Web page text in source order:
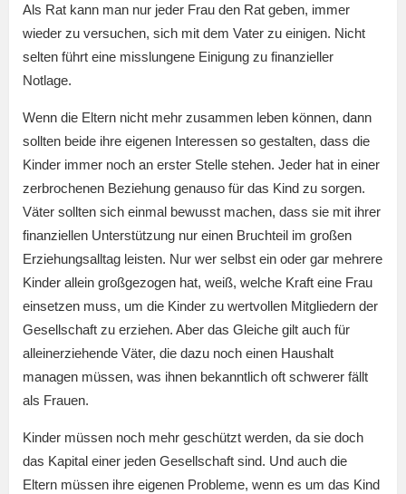
Als Rat kann man nur jeder Frau den Rat geben, immer
wieder zu versuchen, sich mit dem Vater zu einigen. Nicht
selten führt eine misslungene Einigung zu finanzieller
Notlage.
Wenn die Eltern nicht mehr zusammen leben können, dann
sollten beide ihre eigenen Interessen so gestalten, dass die
Kinder immer noch an erster Stelle stehen. Jeder hat in einer
zerbrochenen Beziehung genauso für das Kind zu sorgen.
Väter sollten sich einmal bewusst machen, dass sie mit ihrer
finanziellen Unterstützung nur einen Bruchteil im großen
Erziehungsalltag leisten. Nur wer selbst ein oder gar mehrere
Kinder allein großgezogen hat, weiß, welche Kraft eine Frau
einsetzen muss, um die Kinder zu wertvollen Mitgliedern der
Gesellschaft zu erziehen. Aber das Gleiche gilt auch für
alleinerziehende Väter, die dazu noch einen Haushalt
managen müssen, was ihnen bekanntlich oft schwerer fällt
als Frauen.
Kinder müssen noch mehr geschützt werden, da sie doch
das Kapital einer jeden Gesellschaft sind. Und auch die
Eltern müssen ihre eigenen Probleme, wenn es um das Kind